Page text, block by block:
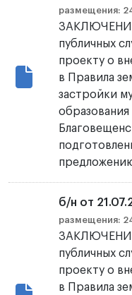
размещения:
ЗАКЛЮЧЕНИЕ
публичных
проекту о
в Правила
застройки
б/н от
размещения:
ЗАКЛЮЧЕНИЕ
публичных
проекту о
в Правила